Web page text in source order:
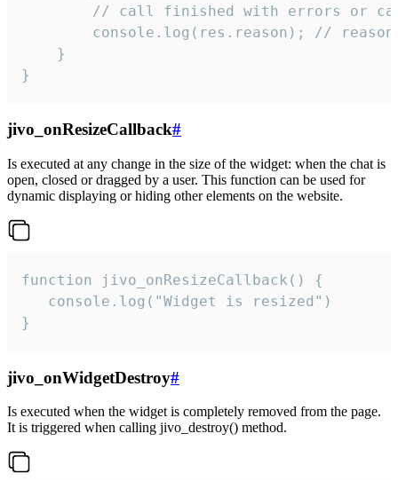
// call finished with errors or
console.log(res.reason); //
    }
}
jivo_onResizeCallback#
Is executed at any change in the size of the widget: when the chat is
open, closed or dragged by a user. This function can be used for
dynamic displaying or hiding other elements on the website.
function jivo_onResizeCallback() {
   console.log("Widget is resized")
}
jivo_onWidgetDestroy#
Is executed when the widget is completely removed from the page.
It is triggered when calling jivo_destroy() method.